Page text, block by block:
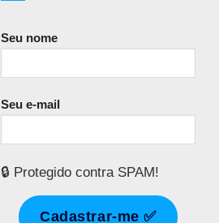
Seu nome
Seu e-mail
🔒 Protegido contra SPAM!